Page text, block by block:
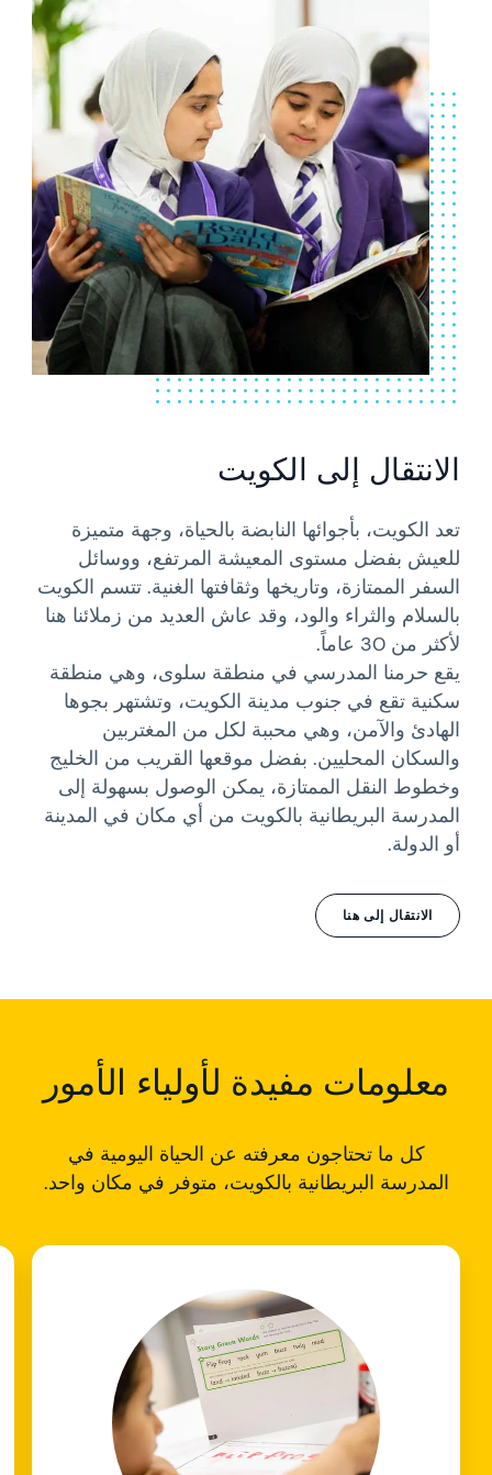
الانتقال إلى الكويت
تعد الكويت، بأجوائها النابضة بالحياة، وجهة متميزة
للعيش بفضل مستوى المعيشة المرتفع، ووسائل
السفر الممتازة، وتاريخها وثقافتها الغنية. تتسم الكويت
بالسلام والثراء والود، وقد عاش العديد من زملائنا هنا
لأكثر من 30 عاماً.
يقع حرمنا المدرسي في منطقة سلوى، وهي منطقة
سكنية تقع في جنوب مدينة الكويت، وتشتهر بجوها
الهادئ والآمن، وهي محببة لكل من المغتربين
والسكان المحليين. بفضل موقعها القريب من الخليج
وخطوط النقل الممتازة، يمكن الوصول بسهولة إلى
المدرسة البريطانية بالكويت من أي مكان في المدينة
أو الدولة.
الانتقال إلى هنا
معلومات مفيدة لأولياء الأمور
كل ما تحتاجون معرفته عن الحياة اليومية في
المدرسة البريطانية بالكويت، متوفر في مكان واحد.